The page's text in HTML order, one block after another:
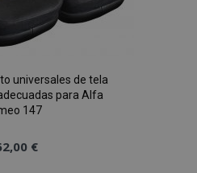
universales de tela
para Alfa
147
€